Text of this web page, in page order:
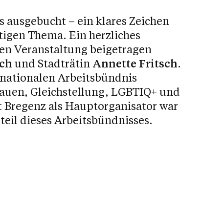
ausgebucht – ein klares Zeichen
Thema. Ein herzliches
Veranstaltung beigetragen
und Stadträtin Annette Fritsch.
Arbeitsbündnis
Gleichstellung, LGBTIQ+ und
als Hauptorganisator war
dieses Arbeitsbündnisses.